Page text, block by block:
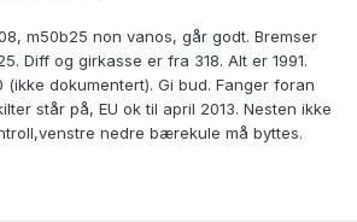
m50b25 non vanos, går godt. Bremser
Diff og girkasse er fra 318. Alt er 1991.
dokumentert). Gi bud. Fanger foran
står på, EU ok til april 2013. Nesten ikke
nedre bærekule må byttes.